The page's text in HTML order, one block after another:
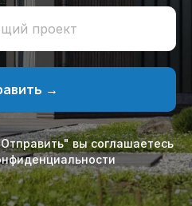
проект
→
вы соглашаетесь